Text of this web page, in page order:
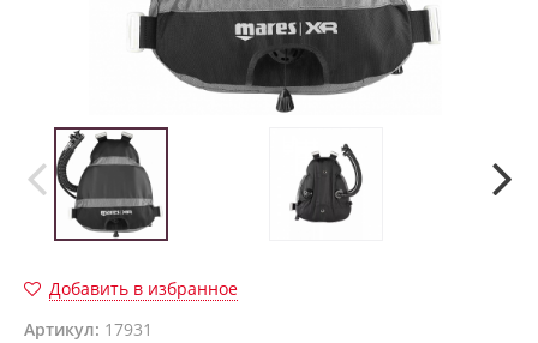
Добавить в избранное
Артикул: 17931